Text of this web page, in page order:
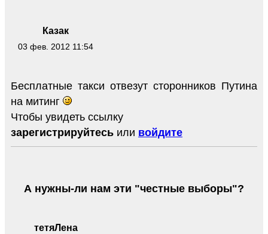
Казак
03 фев. 2012 11:54
Бесплатные такси отвезут сторонников Путина
на митинг
Чтобы увидеть ссылку
зарегистрируйтесь или войдите
тетяЛена
А нужны-ли нам эти "честные выборы"?